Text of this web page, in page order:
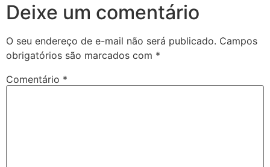
Deixe um comentário
O seu endereço de e-mail não será publicado. Campos
obrigatórios são marcados com *
Comentário *